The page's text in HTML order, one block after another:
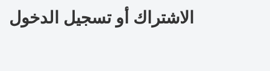
الاشتراك أو تسجيل الدخول